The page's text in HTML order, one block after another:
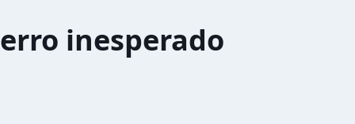
erro inesperado